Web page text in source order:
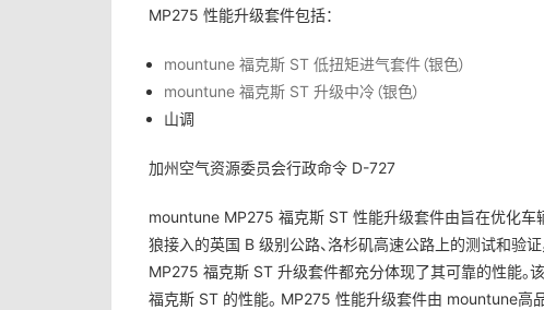
MP275 性能升级套件包括：
mountune 福克斯 ST 低扭矩进气套件（银色）
mountune 福克斯 ST 升级中冷（银色）
山调
加州空气资源委员会行政命令 D-727
mountune MP275 福克斯 ST 性能升级套件由旨在优化车
狼接入的英国 B 级别公路、洛杉矶高速公路上的测试和验
MP275 福克斯 ST 升级套件都充分体现了其可靠的性能。
福克斯 ST 的性能。 MP275 性能升级套件由 mountune高